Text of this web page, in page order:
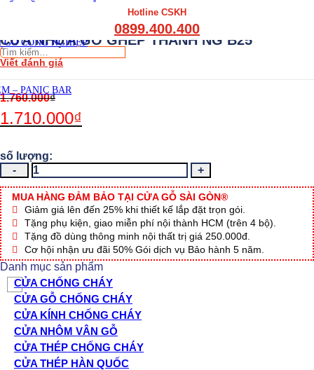
GỖ CÔNG NGHIỆP
– PANIC BAR
Hotline CSKH
0899.400.400
Tìm
kiếm:
CỬA NHỰA GỖ GHÉP THANH NG B25
Viết đánh giá
1.760.000₫
1.710.000₫
CỬA
NHỰA
GỖ
GHÉP
THANH
NG
B25
số
lượng
MUA HÀNG ĐẢM BẢO TẠI CỬA GỖ SÀI GÒN®
Giảm giá lên đến 25% khi thiết kế lắp đặt trọn gói.
Tặng phụ kiện, giao miễn phí nội thành HCM (trên 4 bộ).
Tặng đồ dùng thông minh nội thất trị giá 250.000đ.
Cơ hội nhận ưu đãi 50% Gói dịch vụ Bảo hành 5 năm.
Danh mục sản phẩm
CỬA CHỐNG CHÁY
CỬA GỖ CHỐNG CHÁY
CỬA KÍNH CHỐNG CHÁY
CỬA NHÔM VÂN GỖ
CỬA THÉP CHỐNG CHÁY
CỬA THÉP HÀN QUỐC